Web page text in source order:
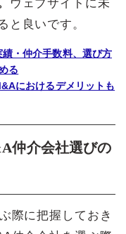
ウェブサイトに未
と良いです。
績・仲介手数料、選び方
る
におけるデメリットも
仲介会社選びの
際に把握しておき